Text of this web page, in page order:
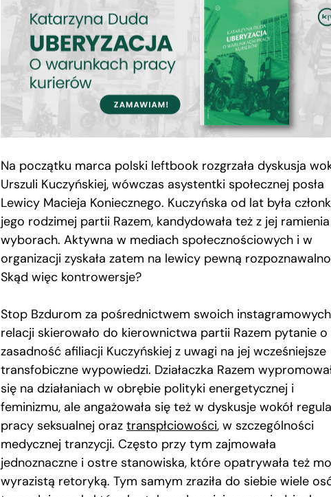
Na początku marca polski leftbook rozgrzała dyskusja
Urszuli Kuczyńskiej, wówczas asystentki społecznej posła
Lewicy Macieja Koniecznego. Kuczyńska od lat była
jego rodzimej partii Razem, kandydowała też z jej
wyborach. Aktywna w mediach społecznościowych i w
organizacji zyskała zatem na lewicy pewną
Skąd więc kontrowersje?
Stop Bzdurom za pośrednictwem swoich instagramowych
relacji skierowało do kierownictwa partii Razem pytanie o
zasadność afiliacji Kuczyńskiej z uwagi na jej wcześniejsze
transfobiczne wypowiedzi. Działaczka Razem
się na działaniach w obrębie polityki energetycznej i
feminizmu, ale angażowała się też w dyskusje wokół
pracy seksualnej oraz transpłciowości, w szczególności
medycznej tranzycji. Często przy tym zajmowała
jednoznaczne i ostre stanowiska, które opatrywała też
wyrazistą retoryką. Tym samym zraziła do siebie wiele